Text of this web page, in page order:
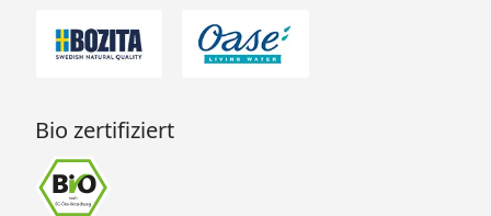
Bio zertifiziert